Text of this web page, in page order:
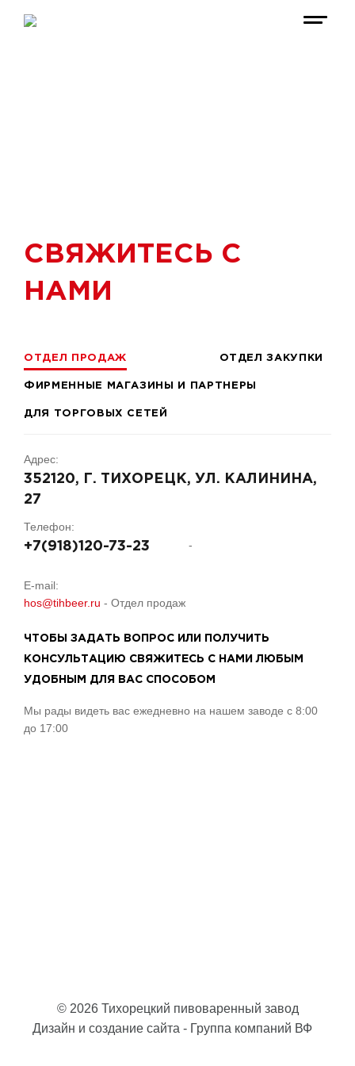
СВЯЖИТЕСЬ С
НАМИ
ОТДЕЛ ПРОДАЖ ОТДЕЛ ЗАКУПКИ
ФИРМЕННЫЕ МАГАЗИНЫ И ПАРТНЕРЫ
ДЛЯ ТОРГОВЫХ СЕТЕЙ
Адрес:
352120, Г. ТИХОРЕЦК, УЛ. КАЛИНИНА,
27
Телефон:
+7(918)120-73-23
-
E-mail:
hos@tihbeer.ru - Отдел продаж
ЧТОБЫ ЗАДАТЬ ВОПРОС ИЛИ ПОЛУЧИТЬ
КОНСУЛЬТАЦИЮ СВЯЖИТЕСЬ С НАМИ ЛЮБЫМ
УДОБНЫМ ДЛЯ ВАС СПОСОБОМ
Мы рады видеть вас ежедневно на нашем заводе с 8:00
до 17:00
© 2026 Тихорецкий пивоваренный завод
Дизайн и создание сайта - Группа компаний ВФ